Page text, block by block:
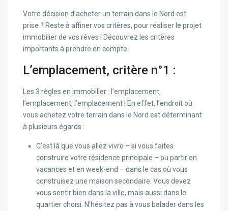
Votre décision d’acheter un terrain dans le Nord est
prise ? Reste à affiner vos critères, pour réaliser le projet
immobilier de vos rêves ! Découvrez les critères
importants à prendre en compte.
L’emplacement, critère n°1 :
Les 3 règles en immobilier : l’emplacement,
l’emplacement, l’emplacement ! En effet, l’endroit où
vous achetez votre terrain dans le Nord est déterminant
à plusieurs égards :
C’est là que vous allez vivre – si vous faites
construire votre résidence principale – ou partir en
vacances et en week-end – dans le cas où vous
construisez une maison secondaire. Vous devez
vous sentir bien dans la ville, mais aussi dans le
quartier choisi. N’hésitez pas à vous balader dans les